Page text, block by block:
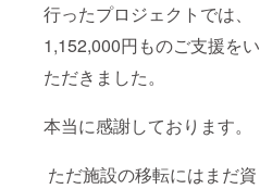
行ったプロジェクトでは、
1,152,000円ものご支援をい
ただきました。
本当に感謝しております。
ただ施設の移転にはまだ資